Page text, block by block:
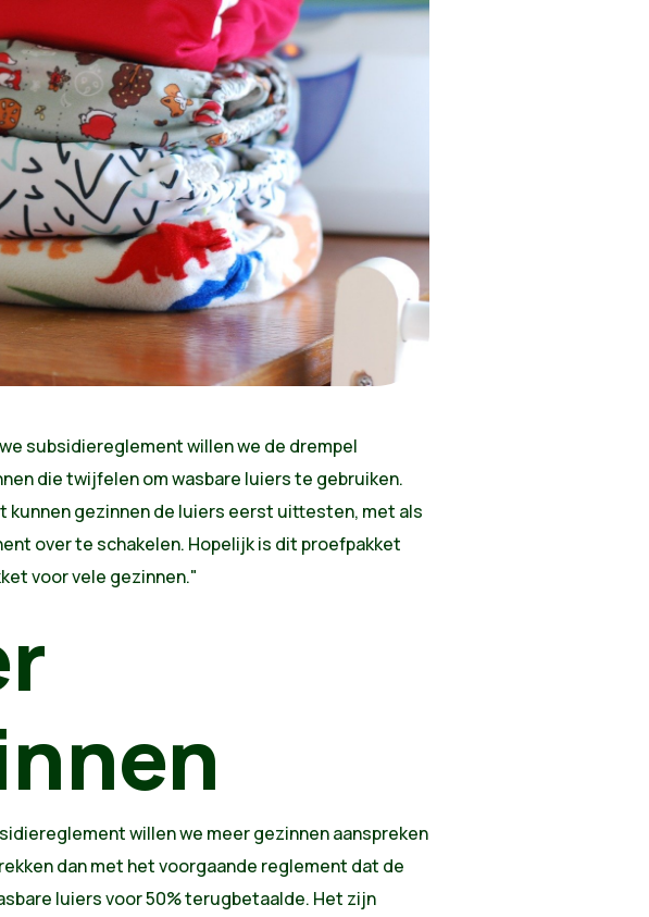
subsidiereglement willen we de drempel
die twijfelen om wasbare luiers te gebruiken.
kunnen gezinnen de luiers eerst uittesten, met als
over te schakelen. Hopelijk is dit proefpakket
voor vele gezinnen."
willen we meer gezinnen aanspreken
dan met het voorgaande reglement dat de
luiers voor 50% terugbetaalde. Het zijn